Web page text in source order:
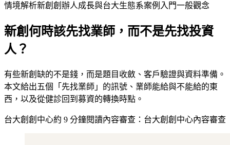
情境解析新創創辦人成長與台大生態系案例 入門一般觀念
新創何時該先找業師，而不是先找投資
人？
有些新創缺的不是錢，而是題目收斂、客戶驗證與資料準備。
本文給出五個「先找業師」的訊號、業師能給與不能給的東
西，以及從健診回到募資的轉換時點。
台大創創中心約 9 分鐘閱讀內容審查： 台大創創中心內容審查